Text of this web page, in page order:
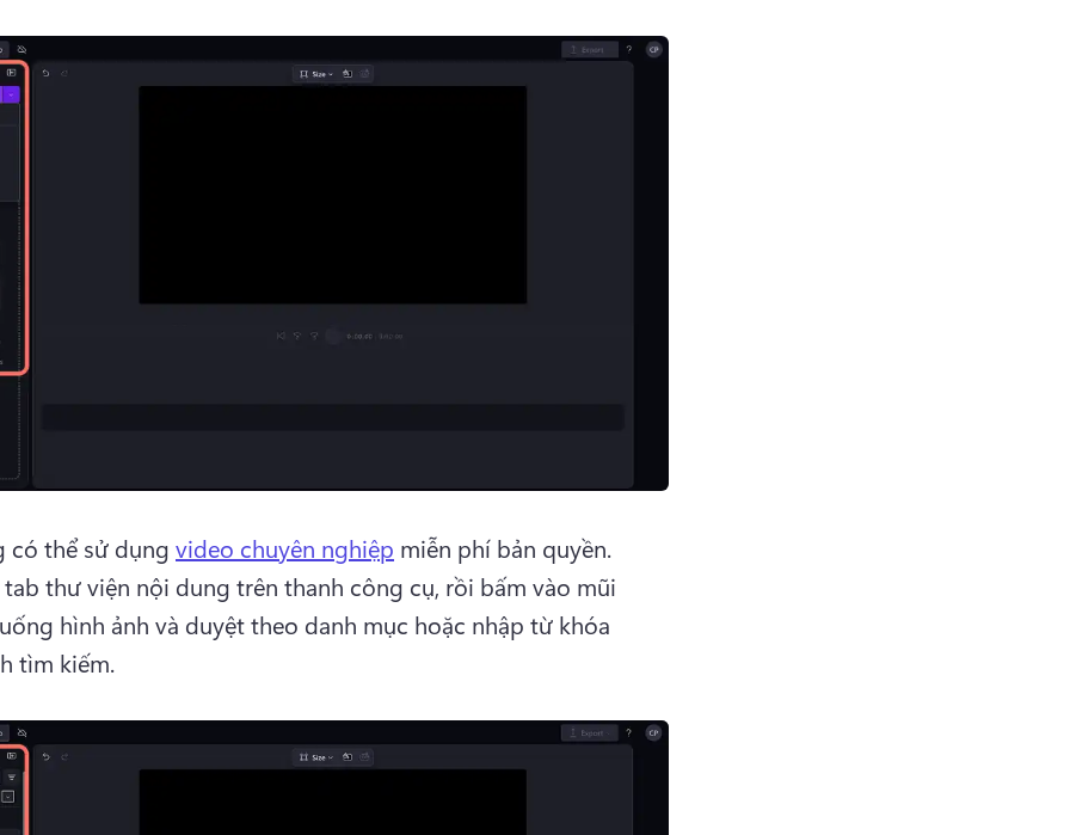
có thể sử dụng video chuyên nghiệp
tab thư viện nội dung trên thanh công cụ, rồi bấm vào mũi
hình ảnh và duyệt theo danh mục hoặc nhập từ khóa
tìm kiếm.